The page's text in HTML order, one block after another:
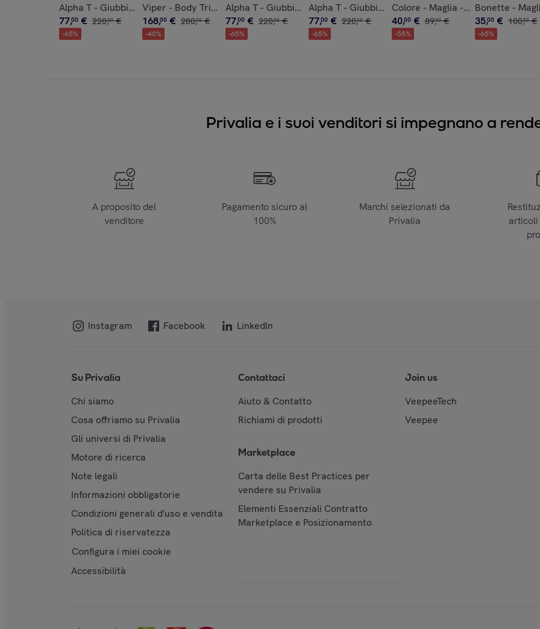
Alpha T - Giubbino Antivento - Borgogna - Uomo
77,00 € 220,00 €
-65%
Viper - Body Triathlon Uomo - Nero - Uomo
168,00 € 280,00 €
-40%
Alpha T - Giubbino Antivento - Verde Militare - Uomo
77,00 € 220,00 €
-65%
Alpha T - Giubbino Antivento - Nero - Uomo
77,00 € 220,00 €
-65%
Colore - Maglia - Acqua - Donna
40,00 € 89,00 €
-55%
Bonette -
35,00 € 100,00 €
-65%
Privalia e i suoi venditori si impegnano a
A proposito del
venditore
Pagamento sicuro al
100%
Marchi selezionati da
Privalia
articoli
Instagram Facebook LinkedIn
Su Privalia
Chi siamo
Cosa offriamo su Privalia
Gli universi di Privalia
Motore di ricerca
Note legali
Informazioni obbligatorie
Condizioni generali d'uso e vendita
Politica di riservatezza
Configura i miei cookie
Accessibilità
Contattaci
Aiuto & Contatto
Richiami di prodotti
Marketplace
Carta delle Best Practices per
vendere su Privalia
Elementi Essenziali Contratto
Marketplace e Posizionamento
Join us
VeepeeTech
Veepee